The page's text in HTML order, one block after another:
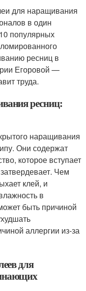
для наращивания
в один
популярных
ресниц в
Егоровой —
труда.
ресниц:
наращивания
Они содержат
которое вступает
Чем
клей, и
в
быть причиной
аллергии из-за
для